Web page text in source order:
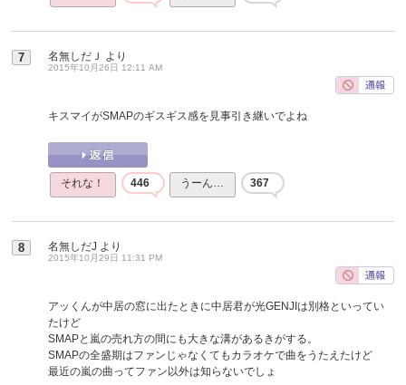
7 名無しだＪ より
2015年10月26日 12:11 AM
キスマイがSMAPのギスギス感を見事引き継いでよね
それな！ 446 うーん… 367
8 名無しだJ より
2015年10月29日 11:31 PM
アッくんが中居の窓に出たときに中居君が光GENJIは別格といってい
たけど
SMAPと嵐の売れ方の間にも大きな溝があるきがする。
SMAPの全盛期はファンじゃなくてもカラオケで曲をうたえたけど
最近の嵐の曲ってファン以外は知らないでしょ